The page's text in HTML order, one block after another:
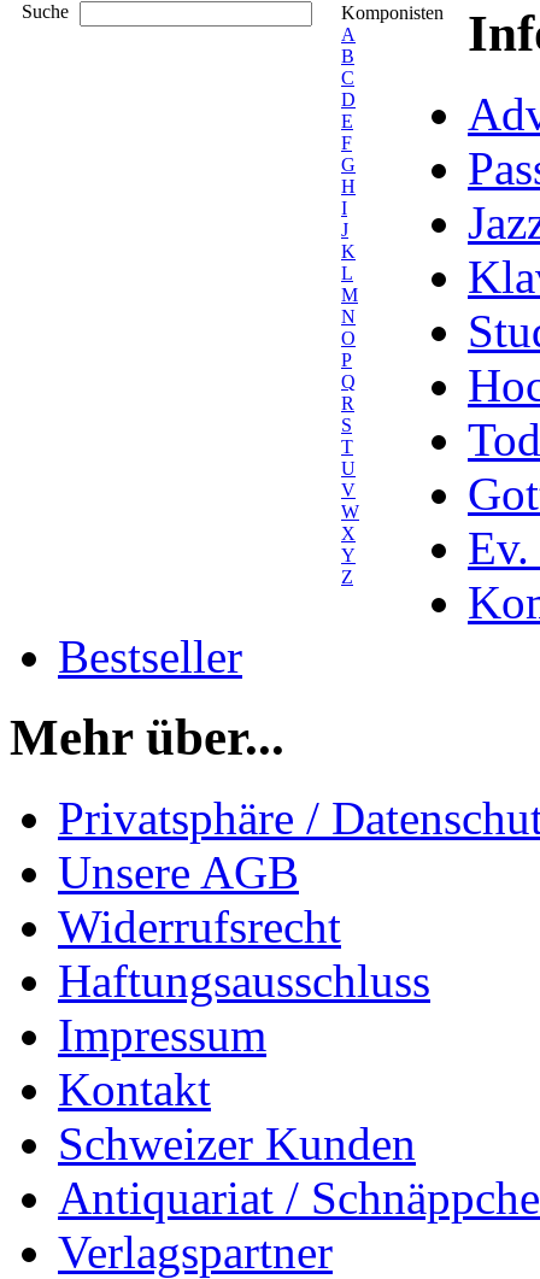
Suche
Komponisten
A
B
C
D
E
F
G
H
I
J
K
L
M
N
O
P
Q
R
S
T
U
V
W
X
Y
Z
Ev.
Bestseller
Mehr über...
Privatsphäre /
Unsere AGB
Widerrufsrecht
Haftungsausschluss
Impressum
Kontakt
Schweizer Kunden
Antiquariat /
Verlagspartner